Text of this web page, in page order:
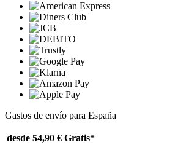
Gastos de envío para España
desde 54,90 € Gratis*